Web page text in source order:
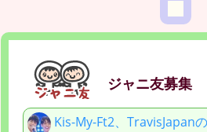
ジャニ友募集
Kis-My-Ft2、TravisJapan